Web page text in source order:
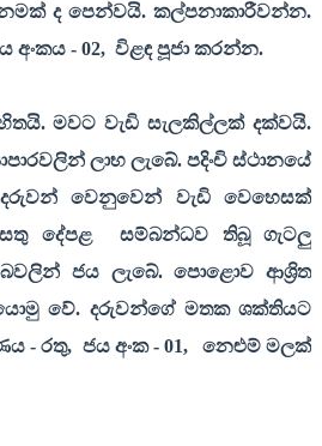
ද පෙන්වයි. කල්පනාකාරීවන්න.
අංකය - 02, විළඳ පූජා කරන්න.
මවට වැඩි සැලකිල්ලක් දක්වයි.
ලාභ ලැබේ. පදිංචි ස්ථානයේ
වෙනුවෙන් වැඩි වෙහෙසක්
දේපළ
සම්බන්ධව තිබූ ගැටලු
ජය ලැබේ. පොළොව ආශ්‍රිත
වේ. දරුවන්ගේ මතක ශක්තියට
- රතු, ජය අංක - 01,
නෙළුම් මලක්